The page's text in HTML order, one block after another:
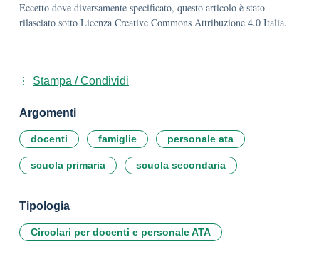
Eccetto dove diversamente specificato, questo articolo è stato
rilasciato sotto Licenza Creative Commons Attribuzione 4.0 Italia.
Stampa / Condividi
Argomenti
docenti famiglie personale ata
scuola primaria scuola secondaria
Tipologia
Circolari per docenti e personale ATA